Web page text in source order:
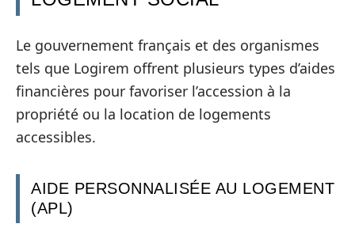
Le gouvernement français et des organismes
tels que Logirem offrent plusieurs types d’aides
financières pour favoriser l’accession à la
propriété ou la location de logements
accessibles.
AIDE PERSONNALISÉE AU LOGEMENT
(APL)